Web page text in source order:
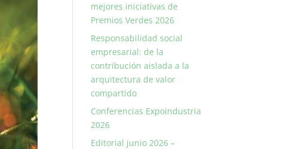
mejores iniciativas de
Premios Verdes 2026
Responsabilidad social
empresarial: de la
contribución aislada a la
arquitectura de valor
compartido
Conferencias Expoindustria
2026
Editorial junio 2026 –